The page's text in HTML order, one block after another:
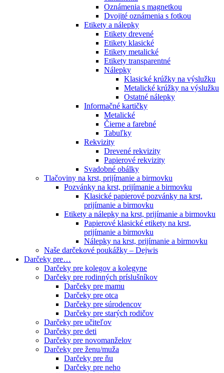
Oznámenia s magnetkou
Dvojité oznámenia s fotkou
Etikety a nálepky
Etikety drevené
Etikety klasické
Etikety metalické
Etikety transparentné
Nálepky
Klasické krúžky na výslužku
Metalické krúžky na výslužku
Ostatné nálepky
Informačné kartičky
Metalické
Čierne a farebné
Tabuľky
Rekvizity
Drevené rekvizity
Papierové rekvizity
Svadobné obálky
Tlačoviny na krst, prijímanie a birmovku
Pozvánky na krst, prijímanie a birmovku
Klasické papierové pozvánky na krst,
prijímanie a birmovku
Etikety a nálepky na krst, prijímanie a birmovku
Papierové klasické etikety na krst,
prijímanie a birmovku
Nálepky na krst, prijímanie a birmovku
Naše darčekové poukážky – Dejwis
Darčeky pre…
Darčeky pre kolegov a kolegyne
Darčeky pre rodinných príslušníkov
Darčeky pre mamu
Darčeky pre otca
Darčeky pre súrodencov
Darčeky pre starých rodičov
Darčeky pre učiteľov
Darčeky pre deti
Darčeky pre novomanželov
Darčeky pre ženu/muža
Darčeky pre ňu
Darčeky pre neho